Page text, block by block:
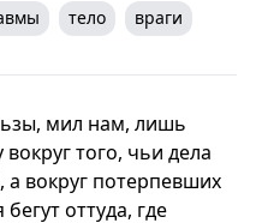
тело враги
мил нам, лишь
того, чьи дела
а вокруг потерпевших
оттуда, где